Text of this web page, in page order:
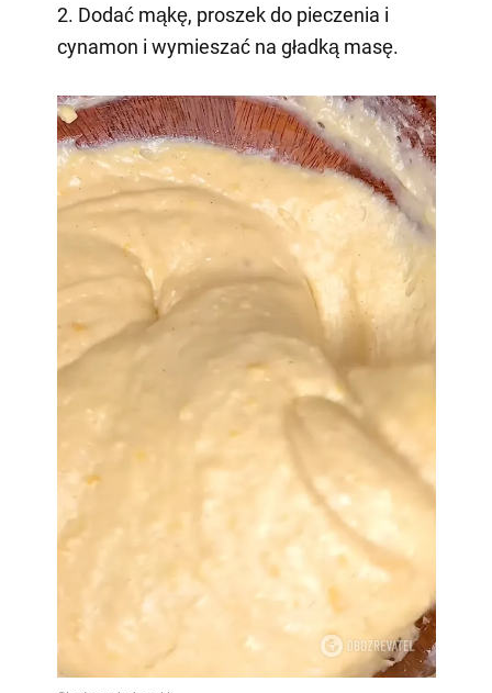
2. Dodać mąkę, proszek do pieczenia i
cynamon i wymieszać na gładką masę.